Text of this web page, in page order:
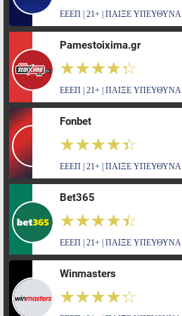
ΕΕΕΠ | 21+ | ΠΑΙΞΕ ΥΠΕΥΘΥΝΑ
Pamestoixima.gr
☆☆☆☆☆
★★★★★
ΕΕΕΠ | 21+ | ΠΑΙΞΕ ΥΠΕΥΘΥΝΑ
Fonbet
☆☆☆☆☆
★★★★★
ΕΕΕΠ | 21+ | ΠΑΙΞΕ ΥΠΕΥΘΥΝΑ
Bet365
☆☆☆☆☆
★★★★★
ΕΕΕΠ | 21+ | ΠΑΙΞΕ ΥΠΕΥΘΥΝΑ
Winmasters
☆☆☆☆☆
★★★★★